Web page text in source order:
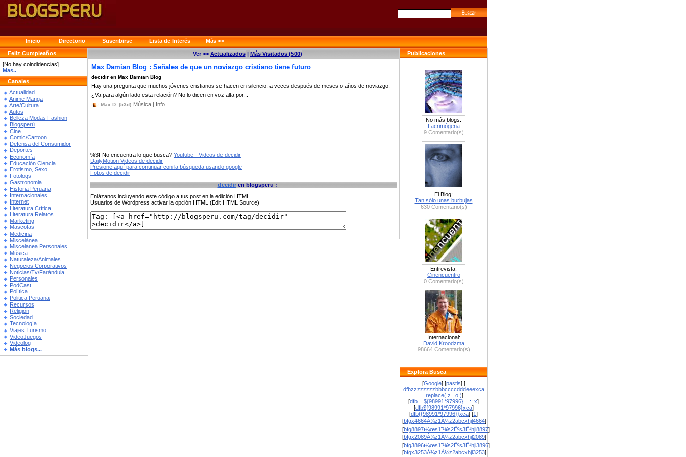
Inicio Directorio Suscribirse Lista de Interés
Más >>
Feliz Cumpleaños
[No hay coindidencias]
Mas..
Canales
Actualidad
Anime Manga
Arte/Cultura
Autos
Belleza Modas Fashion
Blogsperú
Cine
Comic/Cartoon
Defensa del Consumidor
Deportes
Economía
Educación Ciencia
Erotismo, Sexo
Fotologs
Gastronomia
Historia Peruana
Internacionales
Internet
Literatura Crítica
Literatura Relatos
Marketing
Mascotas
Medicina
Miscelánea
Miscelanea Personales
Música
Naturaleza/Animales
Negocios Corporativos
Noticias/Tv/Farándula
Personales
PodCast
Política
Politica Peruana
Recursos
Religión
Sociedad
Tecnología
Viajes Turismo
VideoJuegos
Videolog
Más blogs...
Publicaciones
No más blogs:
Lacrimógena
9 Comentario(s)
El Blog:
Tan sólo unas burbujas
630 Comentario(s)
Entrevista:
Cinencuentro
0 Comentario(s)
Internacional:
David Kroodzma
98664 Comentario(s)
Explora Busca
[Google] [pastis] [
dfbzzzzzzzzbbbccccdddeeexca
.replace( z , o )]
[dfb__${98991*97996}__::.x]
[dfb${98991*97996}xca]
[dfb{{98991*97996}}xca] [1]
[bfgx4664À¾z1À¼z2abcxhjl4664]
[bfg8897ï¼œs1ï¹¥s2Êºs3Ê¹hjl8897]
[bfgx2089À¾z1À¼z2abcxhjl2089]
[bfg3896ï¼œs1ï¹¥s2Êºs3Ê¹hjl3896]
[bfgx3253À¾z1À¼z2abcxhjl3253]
Ver >> Actualizados| Más Visitados (500)
Max Damian Blog : Señales de que un noviazgo cristiano tiene futuro
decidir en Max Damian Blog
Hay una pregunta que muchos jóvenes cristianos se hacen en silencio, a veces después de meses o años de noviazgo:
¿Va para algún lado esta relación? No lo dicen en voz alta por...
Max D. (53d) Música | Info
%3FNo encuentra lo que busca? Youtube - Videos de decidir
DailyMotion Videos de decidir
Presione aquí para continuar con la búsqueda usando google
Fotos de decidir
decidiren blogsperu :
Enlázanos incluyendo este código a tus post en la edición HTML
Usuarios de Wordpress activar la opción HTML (Edit HTML Source)